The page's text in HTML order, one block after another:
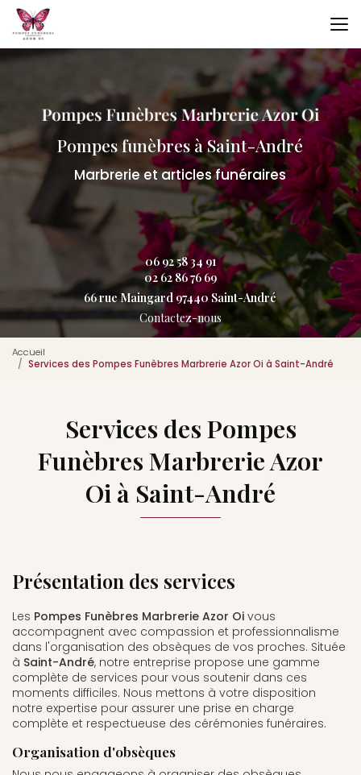
Aller
contenu
principal
Pompes funèbres à Saint-André
Marbrerie et articles funéraires
06 92 58 34 91
02 62 86 76 69
66 rue Maingard 97440 Saint-André
Contactez-nous
Accueil
Services des Pompes Funèbres Marbrerie Azor Oi à Saint-André
Services des Pompes
Funèbres Marbrerie Azor
Oi à Saint-André
Présentation des services
Les Pompes Funèbres Marbrerie Azor Oi vous
accompagnent avec compassion et professionnalisme
dans l'organisation des obsèques de vos proches. Située
à Saint-André, notre entreprise propose une gamme
complète de services pour vous soutenir dans ces
moments difficiles. Nous mettons à votre disposition
notre expertise pour assurer une prise en charge
complète et respectueuse des cérémonies funéraires.
Organisation d'obsèques